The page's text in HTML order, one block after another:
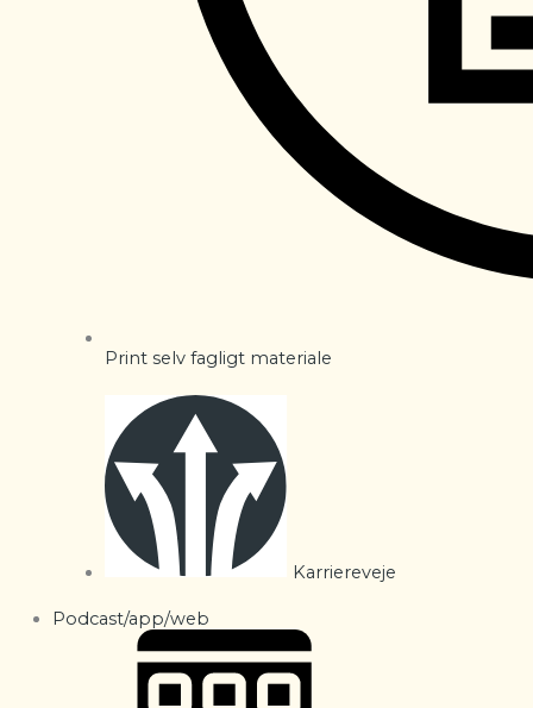
Print selv fagligt materiale
Karriereveje
Podcast/app/web